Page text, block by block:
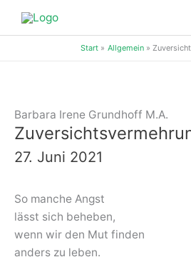
Inhalt
Start Allgemein
Barbara Irene Grundhoff M.A.
27. Juni 2021
So manche Angst
lässt sich beheben,
wenn wir den Mut finden
anders zu leben.